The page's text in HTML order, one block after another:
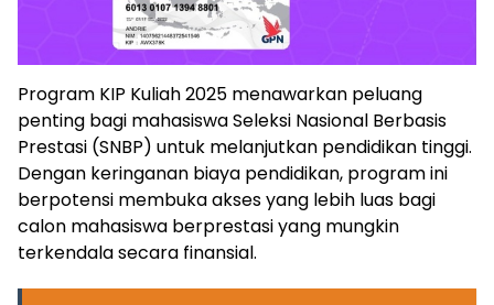
Program KIP Kuliah 2025 menawarkan peluang
penting bagi mahasiswa Seleksi Nasional Berbasis
Prestasi (SNBP) untuk melanjutkan pendidikan tinggi.
Dengan keringanan biaya pendidikan, program ini
berpotensi membuka akses yang lebih luas bagi
calon mahasiswa berprestasi yang mungkin
terkendala secara finansial.